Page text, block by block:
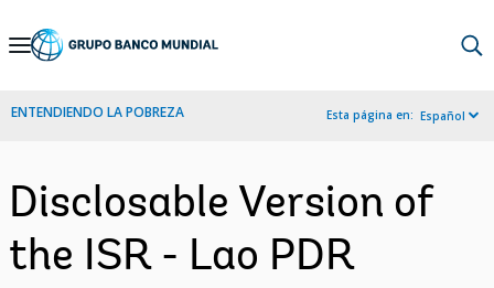
Skip
Navigation
ENTENDIENDO LA POBREZA Esta página en: Español
Disclosable Version of
the ISR - Lao PDR